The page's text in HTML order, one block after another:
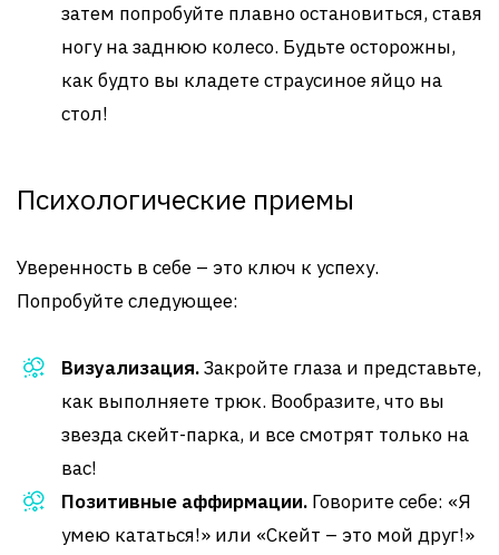
затем попробуйте плавно остановиться, ставя
ногу на заднюю колесо. Будьте осторожны,
как будто вы кладете страусиное яйцо на
стол!
Психологические приемы
Уверенность в себе – это ключ к успеху.
Попробуйте следующее:
Визуализация.Закройте глаза и представьте,
как выполняете трюк. Вообразите, что вы
звезда скейт-парка, и все смотрят только на
вас!
Позитивные аффирмации. Говорите себе: «Я
умею кататься!» или «Скейт – это мой друг!»